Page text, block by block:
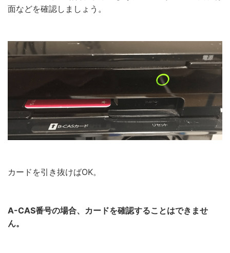
面などを確認しましょう。
カードを引き抜けばOK。
A-CAS番号の場合、カードを確認することはできませ
ん。